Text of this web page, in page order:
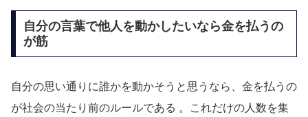
自分の言葉で他人を動かしたいなら金を払うの
が筋
自分の思い通りに誰かを動かそうと思うなら、金を払うの
が社会の当たり前のルールである 。これだけの人数を集